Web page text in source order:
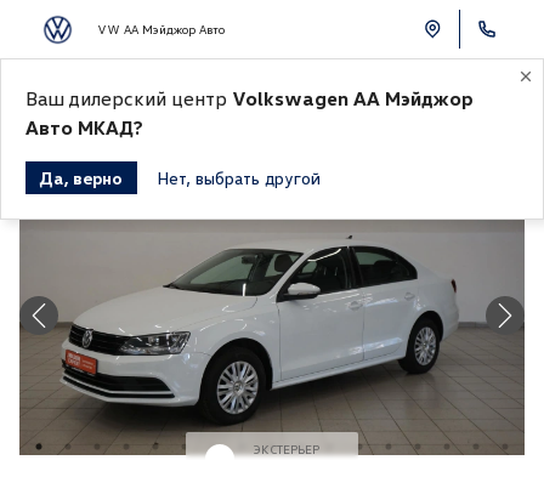
VW АА Мэйджор Авто
К СПИСКУ АВТОМОБИЛЕЙ
ЭКСТЕРЬЕР
Ваш дилерский центр Volkswagen АА Мэйджор
Авто МКАД?
Да, верно Нет, выбрать другой